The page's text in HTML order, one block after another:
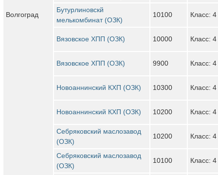
Волгоград
Бутурлиновскй
мелькомбинат (ОЗК)
10100 Класс: 4
Вязовское ХПП (ОЗК) 10000 Класс: 4
Вязовское ХПП (ОЗК) 9900 Класс: 4
Новоаннинский КХП (ОЗК) 10300 Класс: 4
Новоаннинский КХП (ОЗК) 10200 Класс: 4
Себряковский маслозавод
(ОЗК)
10200 Класс: 4
Себряковский маслозавод
(ОЗК)
10100 Класс: 4